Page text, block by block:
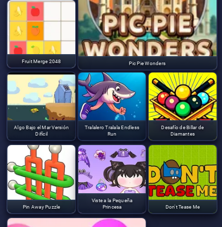
Pic Pie Wonders
Fruit Merge 2048
Algo Bajo el Mar Versión
Difícil
Tralalero Tralala Endless
Run
Desafío de Billar de
Diamantes
Pin Away Puzzle
Viste a la Pequeña
Princesa
Don't Tease Me